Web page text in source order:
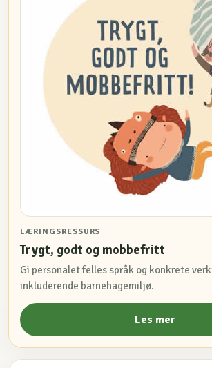
LÆRINGSRESSURS
Trygt, godt og mobbefritt
Gi personalet felles språk og konkrete
inkluderende barnehagemiljø.
Les mer